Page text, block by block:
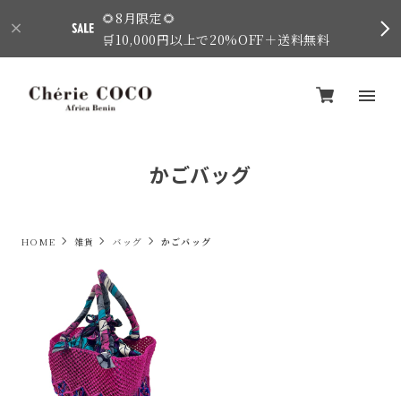
🌻8月限定🌻
🛒10,000円以上で20%OFF＋送料無料
かごバッグ
HOME 雑貨 バッグ かごバッグ